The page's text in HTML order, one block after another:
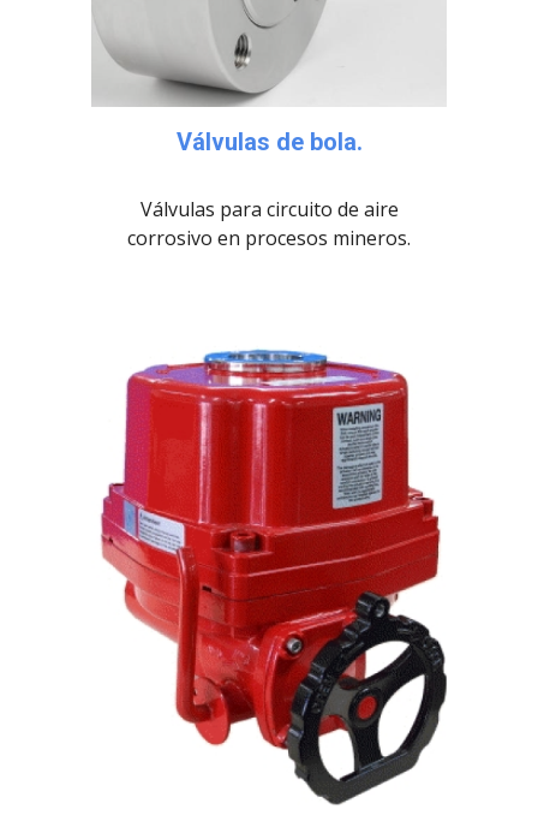
Válvulas de bola.
Válvulas para circuito de aire
corrosivo en procesos mineros.